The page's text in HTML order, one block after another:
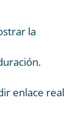
la
enlace real